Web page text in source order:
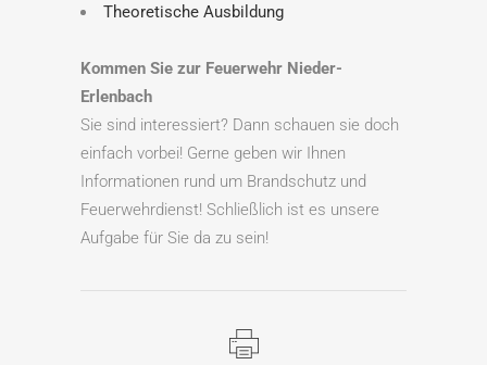
Theoretische Ausbildung
Kommen Sie zur Feuerwehr Nieder-
Erlenbach
Sie sind interessiert? Dann schauen sie doch
einfach vorbei! Gerne geben wir Ihnen
Informationen rund um Brandschutz und
Feuerwehrdienst! Schließlich ist es unsere
Aufgabe für Sie da zu sein!